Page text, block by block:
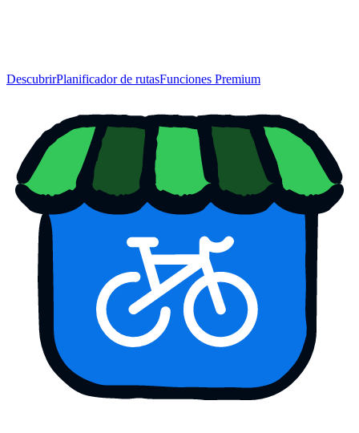
DescubrirPlanificador de rutasFunciones Premium